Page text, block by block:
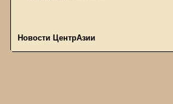
Новости ЦентрАзии